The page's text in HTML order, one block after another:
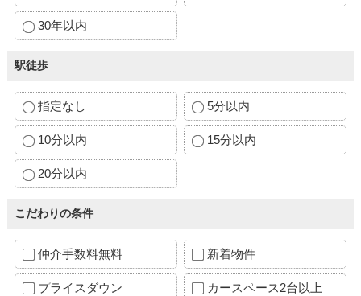
30年以内
駅徒歩
指定なし 5分以内
10分以内 15分以内
20分以内
こだわりの条件
仲介手数料無料 新着物件
プライスダウン カースペース2台以上